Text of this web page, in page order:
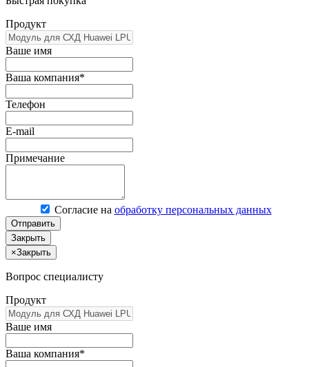
Продукт
Ваше имя
Ваша компания*
Телефон
E-mail
Примечание
Согласие на обработку персональных данных
Отправить
Закрыть
×Закрыть
Вопрос специалисту
Продукт
Ваше имя
Ваша компания*